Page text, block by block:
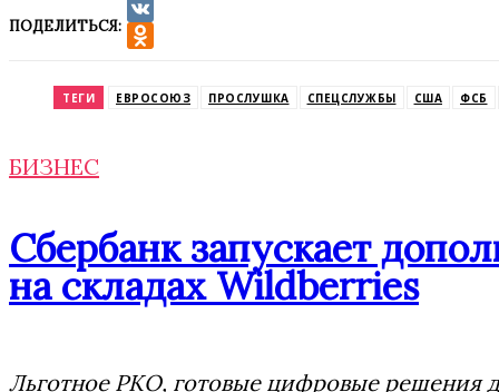
ПОДЕЛИТЬСЯ:
VK
ТЕГИ ЕВРОСОЮЗ ПРОСЛУШКА СПЕЦСЛУЖБЫ США ФСБ
БИЗНЕС
Сбербанк запускает
на складах Wildberries
Льготное РКО, готовые цифровые решения